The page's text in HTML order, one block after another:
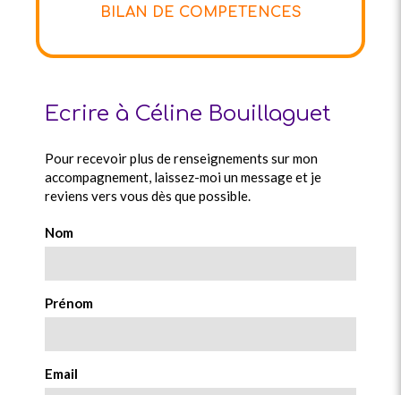
BILAN DE COMPETENCES
Ecrire à Céline Bouillaguet
Pour recevoir plus de renseignements sur mon
accompagnement, laissez-moi un message et je
reviens vers vous dès que possible.
Nom
Prénom
Email